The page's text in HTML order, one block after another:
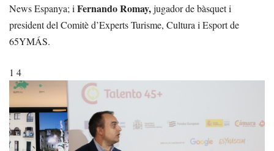
News Espanya; iFernando Romay,jugador de bàsquet i
president del Comitè d’Experts Turisme, Cultura i Esport de
65YMÁS.
1 4